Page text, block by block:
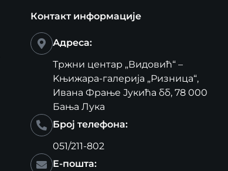
Контакт информације
Адреса:
Тржни центар „Видовић“ –
Kњижара-галерија „Ризница“,
Ивана Фрање Јукића бб, 78 000
Бања Лука
Број телефона:
051/211-802
Е-пошта: